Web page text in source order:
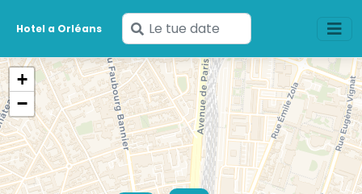
Hotel a Orléans
Inserisci
le
tue
date
+
−